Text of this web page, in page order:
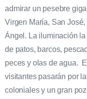
admirar un pesebre
Virgen María, San
Ángel. La iluminación
de patos, barcos,
peces y olas de agua.
visitantes pasarán por
coloniales y un gran